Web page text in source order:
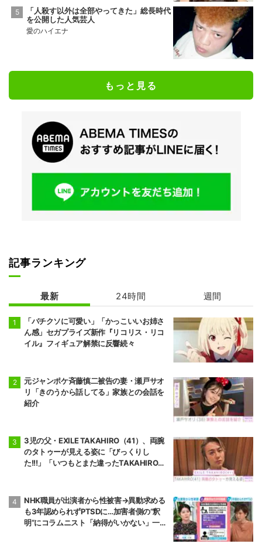
「人殺す以外は全部やってきた」総長時代
を公開した人気芸人
愛のハイエナ
もっと見る
記事ランキング
最新 24時間 週間
「バチクソに可愛い」「かっこいいお姉さ
ん感」セガプライズ新作『リコリス・リコ
イル』フィギュア解禁に反響続々
元ジャンポケ斉藤慎二被告の妻・瀬戸サオ
リ「きのうから話してる」家族との会話を
紹介
3児の父・EXILE TAKAHIRO（41）、両腕
のタトゥーが見える姿に「びっくりし
た!!!」「いつもとまた違ったTAKAHIROさ
NHK職員が出演者から性被害→異動求める
も3年認められずPTSDに…加害者側の“釈
明”にコラムニスト「納得がいかない」一方